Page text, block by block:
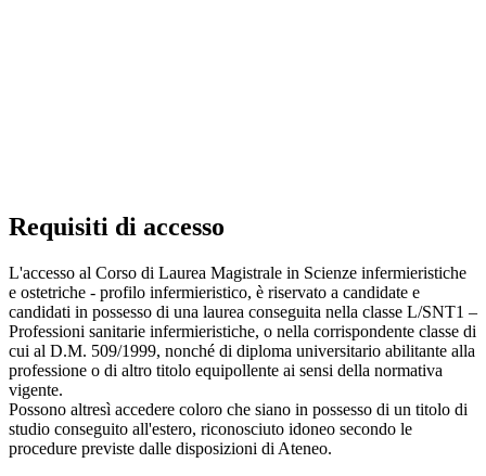
Requisiti di accesso
L'accesso al Corso di Laurea Magistrale in Scienze infermieristiche
e ostetriche - profilo infermieristico, è riservato a candidate e
candidati in possesso di una laurea conseguita nella classe L/SNT1 –
Professioni sanitarie infermieristiche, o nella corrispondente classe di
cui al D.M. 509/1999, nonché di diploma universitario abilitante alla
professione o di altro titolo equipollente ai sensi della normativa
vigente.
Possono altresì accedere coloro che siano in possesso di un titolo di
studio conseguito all'estero, riconosciuto idoneo secondo le
procedure previste dalle disposizioni di Ateneo.